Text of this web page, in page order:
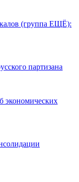
(группа ЕЩЁ):
партизана
экономических